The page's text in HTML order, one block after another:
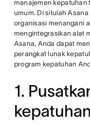
manajemen kepatuhan
umum. Di situlah
organisasi menangani
mengintegrasikan alat
Asana, Anda dapat
perangkat lunak
program kepatuhan
1.